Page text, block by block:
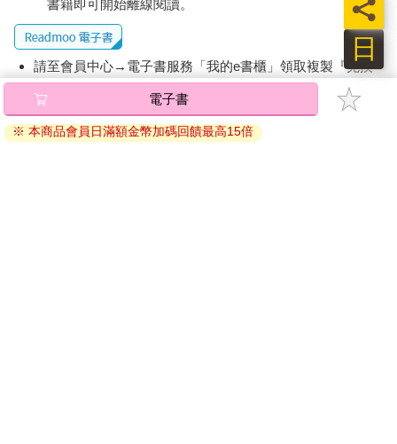
方法。他們發現，一旦他們和學生都熟悉了這項例程後，就能夠
在10到20分鐘內完成（視他們探討的是哪個語詞而定）。就時間
而言，這項例程跟編序腳本化教法相差不大。然而，在使用編序
腳本化教法時，有80%的時間學生並未在第一次學完之後就達成
精熟語詞彙的程度，導致老師必須重新教學，重新測驗。但在使
用「創造意義」例程的班級裡，所有學生在第一次進行測驗時就
達到了精熟度。
書籍即可開始離線閱讀。
請至會員中心→電子書服務「我的e書櫃」領取複製『兌換
碼』至電子書服務商Readmoo進行兌換。
退換貨須知：
因版權保護，您在金石堂所購買的電子書僅能以金石堂專屬
電子書
※ 本商品會員日滿額金幣加碼回饋最高15倍
日
員